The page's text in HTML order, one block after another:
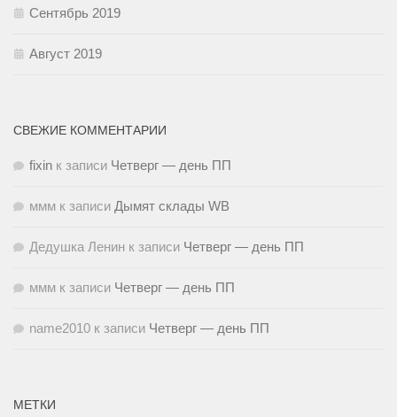
Сентябрь 2019
Август 2019
СВЕЖИЕ КОММЕНТАРИИ
fixin к записи Четверг — день ПП
ммм к записи Дымят склады WB
Дедушка Ленин к записи Четверг — день ПП
ммм к записи Четверг — день ПП
name2010 к записи Четверг — день ПП
МЕТКИ